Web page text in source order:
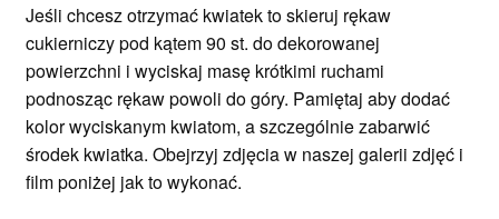
Jeśli chcesz otrzymać kwiatek to skieruj rękaw
cukierniczy pod kątem 90 st. do dekorowanej
powierzchni i wyciskaj masę krótkimi ruchami
podnosząc rękaw powoli do góry. Pamiętaj aby dodać
kolor wyciskanym kwiatom, a szczególnie zabarwić
środek kwiatka. Obejrzyj zdjęcia w naszej galerii zdjęć i
film poniżej jak to wykonać.